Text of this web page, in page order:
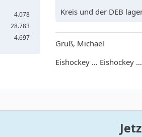
4.078
28.783
4.697
Kreis und der DEB
Gruß, Michael
Eishockey … Eishockey